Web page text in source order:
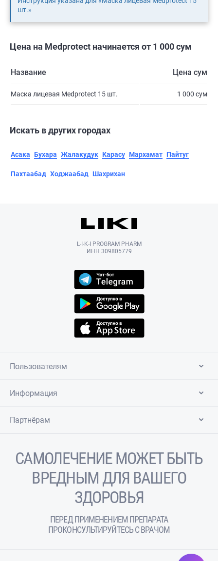
шт.»
Цена на Medprotect начинается от 1 000 сум
Название Цена сум
Маска лицевая Medprotect 15 шт. 1 000 сум
Искать в других городах
Асака Бухара Жалакудук Карасу Мархамат Пайтуг
Пахтаабад Ходжаабад Шахрихан
L-I-K-I PROGRAM PHARM
ИНН 309805779
Пользователям
Информация
Партнёрам
САМОЛЕЧЕНИЕ МОЖЕТ БЫТЬ
ВРЕДНЫМ ДЛЯ ВАШЕГО
ЗДОРОВЬЯ
ПЕРЕД ПРИМЕНЕНИЕМ ПРЕПАРАТА
ПРОКОНСУЛЬТИРУЙТЕСЬ С ВРАЧОМ